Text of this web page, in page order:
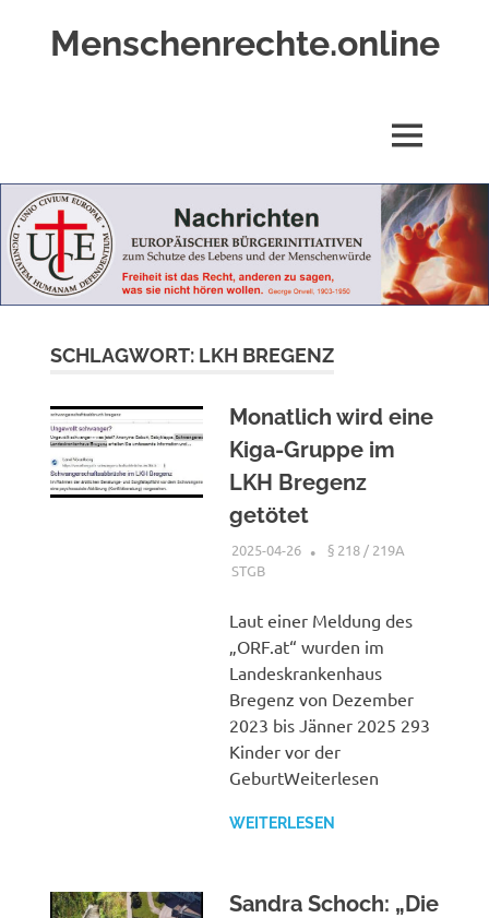
Menschenrechte.online
Geborene
wie
für
Ungeborene
MENÜ
SCHLAGWORT: LKH BREGENZ
Monatlich wird eine
Kiga-Gruppe im
LKH Bregenz
getötet
2025-04-26 XX
§ 218 / 219A
STGB
Laut einer Meldung des
„ORF.at“ wurden im
Landeskrankenhaus
Bregenz von Dezember
2023 bis Jänner 2025 293
Kinder vor der
GeburtWeiterlesen
WEITERLESEN
Sandra Schoch: „Die